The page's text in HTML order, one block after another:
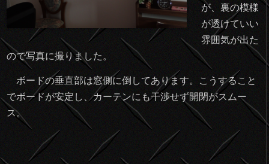
が、裏の模様
が透けていい
雰囲気が出た
ので写真に撮りました。
ボードの垂直部は窓側に倒してあります。こうすること
でボードが安定し、カーテンにも干渉せず開閉がスムー
ス。